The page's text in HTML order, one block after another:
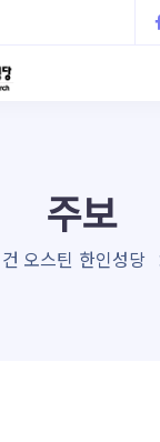
주보
오스틴 한인성당